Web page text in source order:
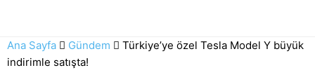
Ana Sayfa Gündem
Türkiye’ye özel Tesla Model Y büyük
indirimle satışta!